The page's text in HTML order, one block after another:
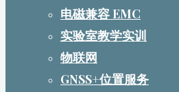
电磁兼容 EMC
实验室教学实训
物联网
GNSS+位置服务